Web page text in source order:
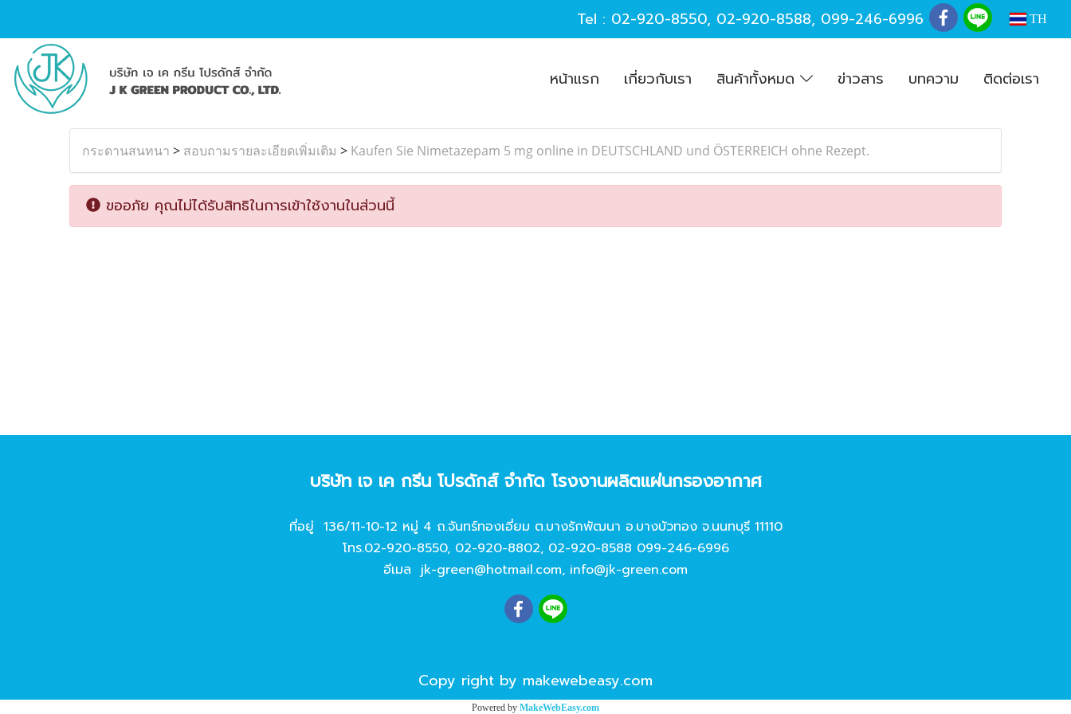
Tel : 02-920-8550, 02-920-8588, 099-246-6996 TH
หน้าแรก เกี่ยวกับเรา สินค้าทั้งหมด ข่าวสาร บทความ ติดต่อเรา
กระดานสนทนา > สอบถามรายละเอียดเพิ่มเติม > Kaufen Sie Nimetazepam 5 mg online in DEUTSCHLAND und ÖSTERREICH ohne Rezept.
ขออภัย คุณไม่ได้รับสิทธิในการเข้าใช้งานในส่วนนี้
บริษัท เจ เค กรีน โปรดักส์ จํากัด โรงงานผลิตแผ่นกรองอากาศ
ที่อยู่ 136/11-10-12 หมู่ 4 ถ.จันทร์ทองเอี่ยม ต.บางรักพัฒนา อ.บางบัวทอง จ.นนทบุรี 11110
โทร.02-920-8550, 02-920-8802, 02-920-8588 099-246-6996
อีเมล jk-green@hotmail.com, info@jk-green.com
Copy right by makewebeasy.com
Powered by MakeWebEasy.com